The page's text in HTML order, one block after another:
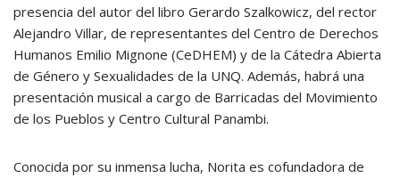
presencia del autor del libro Gerardo Szalkowicz, del rector
Alejandro Villar, de representantes del Centro de Derechos
Humanos Emilio Mignone (CeDHEM) y de la Cátedra Abierta
de Género y Sexualidades de la UNQ. Además, habrá una
presentación musical a cargo de Barricadas del Movimiento
de los Pueblos y Centro Cultural Panambi.
Conocida por su inmensa lucha, Norita es cofundadora de